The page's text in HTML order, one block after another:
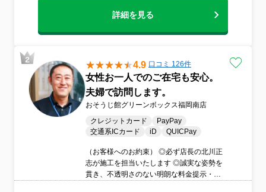
詳細を見る
4.9 口コミ 126件
女性お一人でのご在宅も安心。
夫婦で訪問します。
おそうじ館グリーンボックス福岡南店
クレジットカード
PayPay
交通系ICカード
iD QUICPay
（お客様へのお約束） ◎必ず店長の北川正
志が施工を担当いたします ◎誠実な姿勢を
貫き、不透明さのない明朗な料金提示・作